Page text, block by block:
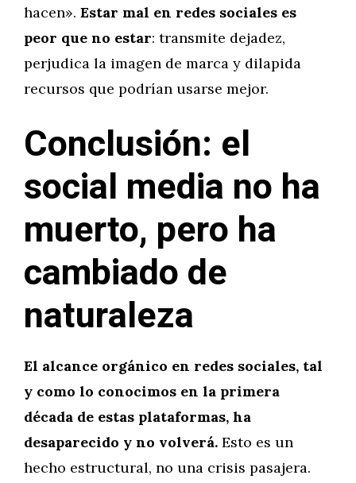
hacen». Estar mal en redes sociales es
peor que no estar: transmite dejadez,
perjudica la imagen de marca y dilapida
recursos que podrían usarse mejor.
Conclusión: el
social media no ha
muerto, pero ha
cambiado de
naturaleza
El alcance orgánico en redes sociales, tal
y como lo conocimos en la primera
década de estas plataformas, ha
desaparecido y no volverá. Esto es un
hecho estructural, no una crisis pasajera.